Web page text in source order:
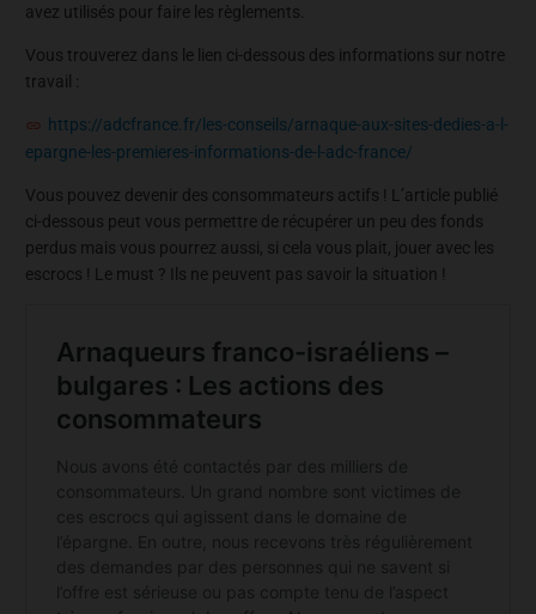
avez utilisés pour faire les règlements.
Vous trouverez dans le lien ci-dessous des informations sur notre
travail :
https://adcfrance.fr/les-conseils/arnaque-aux-sites-dedies-a-l-
epargne-les-premieres-informations-de-l-adc-france/
Vous pouvez devenir des consommateurs actifs ! L’article publié
ci-dessous peut vous permettre de récupérer un peu des fonds
perdus mais vous pourrez aussi, si cela vous plait, jouer avec les
escrocs ! Le must ? Ils ne peuvent pas savoir la situation !